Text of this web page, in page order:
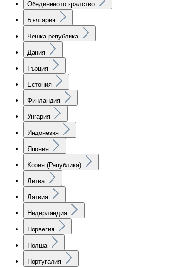
Обединеното кралство
България
Чешка република
Дания
Гърция
Естония
Финландия
Унгария
Индонезия
Япония
Корея (Република)
Литва
Латвия
Нидерландия
Норвегия
Полша
Португалия